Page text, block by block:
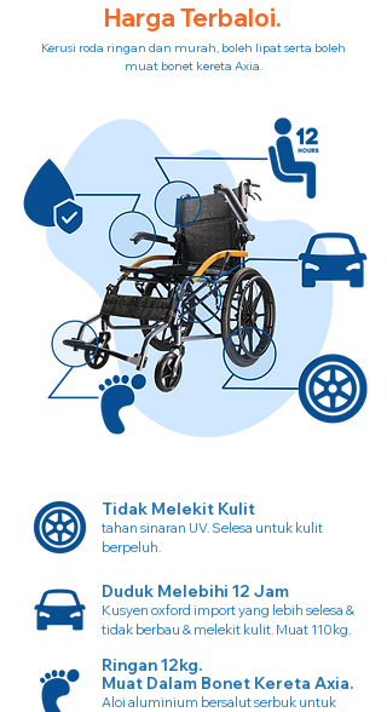
Harga Terbaloi.
Kerusi roda ringan dan murah, boleh lipat serta boleh
muat bonet kereta Axia.
Tidak Melekit Kulit
tahan sinaran UV. Selesa untuk kulit
berpeluh.
Duduk Melebihi 12 Jam
Kusyen oxford import yang lebih selesa &
tidak berbau & melekit kulit. Muat 110kg.
Ringan 12kg.
Muat Dalam Bonet Kereta Axia.
Aloi aluminium bersalut serbuk untuk